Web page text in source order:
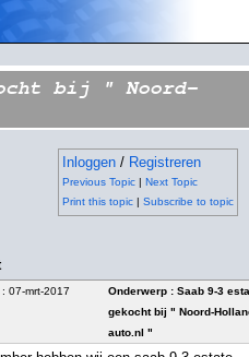
bij " Noord-
Inloggen / Registreren
Previous Topic | Next Topic
Print this topic | Subscribe to topic
07-mrt-2017
Onderwerp : Saab 9-3
gekocht bij " Noord-
auto.nl "